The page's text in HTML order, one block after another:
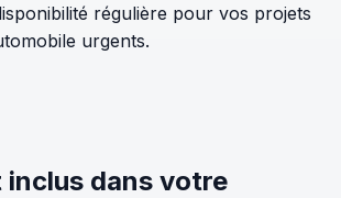
régulière pour vos projets
urgents.
inclus dans votre